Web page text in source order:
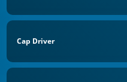
Cap Driver